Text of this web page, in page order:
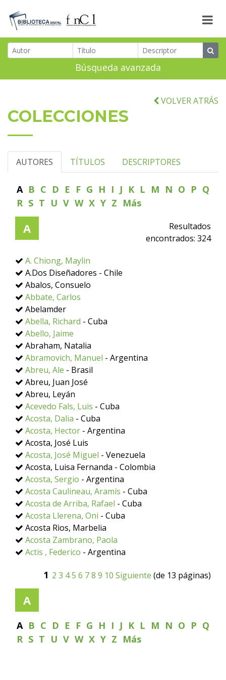
Búsqueda avanzada
VOLVER ATRÁS
COLECCIONES
AUTORES TÍTULOS DESCRIPTORES
A B C D E F G H I J K L M N O P Q
R S T U V W X Y Z Más
A
Resultados
encontrados: 324
A. Chiong, Maylin
A.Dos Diseñadores - Chile
Abalos, Consuelo
Abbate, Carlos
Abelamder
Abella, Richard - Cuba
Abello, Jaime
Abraham, Natalia
Abramovich, Manuel - Argentina
Abreu, Ale - Brasil
Abreu, Juan José
Abreu, Leyán
Acevedo Fals, Luis - Cuba
Acosta, Dalia - Cuba
Acosta, Hector - Argentina
Acosta, José Luis
Acosta, José Miguel - Venezuela
Acosta, Luisa Fernanda - Colombia
Acosta, Sergio - Argentina
Acosta Caulineau, Aramís - Cuba
Acosta de Arriba, Rafael - Cuba
Acosta Llerena, Oni - Cuba
Acosta Rìos, Marbelia
Acosta Zambrano, Paola
Actis , Federico - Argentina
1 2 3 45 6 78 9 10 Siguiente (de 13 páginas)
A
A B C D E F G H I J K L M N O P Q
R S T U V W X Y Z Más